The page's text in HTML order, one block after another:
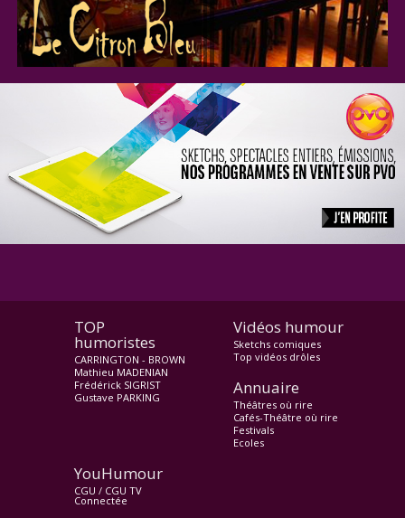
TOP
humoristes
CARRINGTON - BROWN
Mathieu MADENIAN
Frédérick SIGRIST
Gustave PARKING
Vidéos humour
Sketchs comiques
Top vidéos drôles
Annuaire
Théâtres où rire
Cafés-Théâtre où rire
Festivals
Ecoles
YouHumour
CGU / CGU TV
Connectée